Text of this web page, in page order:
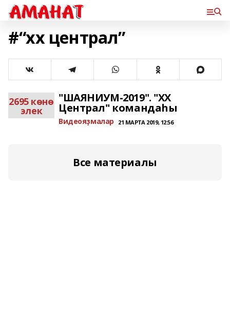
#“xx централ”
2695 көнө
элек
"ШАЯНИУМ-2019". "ХХ
Централ" командаһы
Bидеояҙмалар 21 МАРТА 2019, 12:56
Все материалы